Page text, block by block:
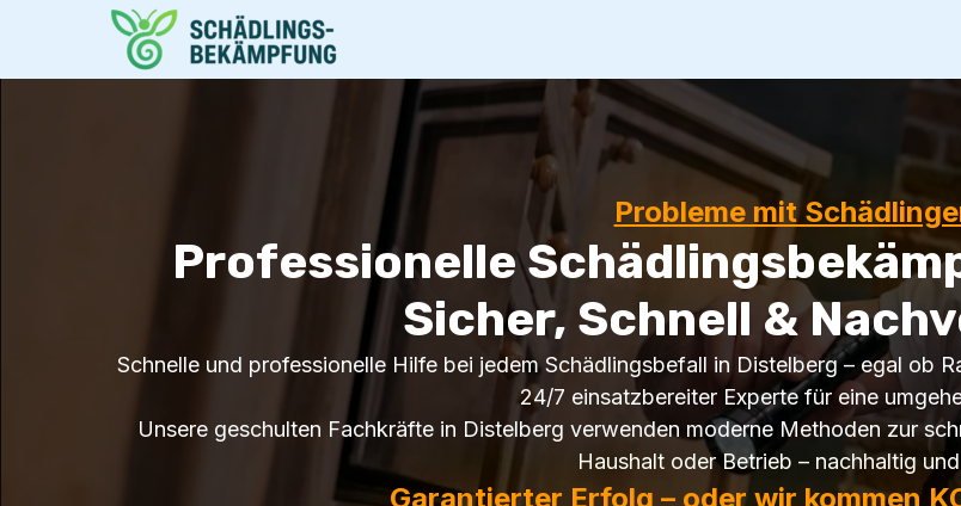
Probleme mit
Professionelle
Sicher, Schnell &
Schnelle und professionelle Hilfe bei jedem Schädlingsbefall in Distelberg – egal ob
24/7 einsatzbereiter Experte für eine
Unsere geschulten Fachkräfte in Distelberg verwenden moderne Methoden zur
Haushalt oder Betrieb – nachhaltig
Garantierter Erfolg – oder wir kommen